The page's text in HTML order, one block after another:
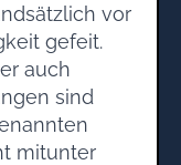
vor
gefeit.
auch
sind
mitunter